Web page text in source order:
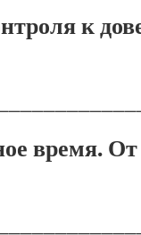
к
время.